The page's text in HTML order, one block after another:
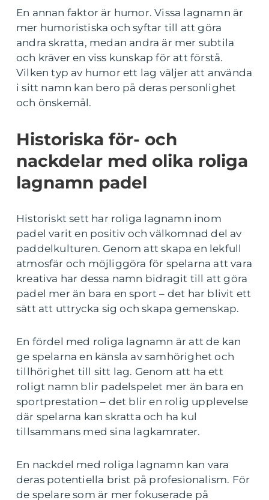
En annan faktor är humor. Vissa lagnamn är
mer humoristiska och syftar till att göra
andra skratta, medan andra är mer subtila
och kräver en viss kunskap för att förstå.
Vilken typ av humor ett lag väljer att använda
i sitt namn kan bero på deras personlighet
och önskemål.
Historiska för- och
nackdelar med olika roliga
lagnamn padel
Historiskt sett har roliga lagnamn inom
padel varit en positiv och välkomnad del av
paddelkulturen. Genom att skapa en lekfull
atmosfär och möjliggöra för spelarna att vara
kreativa har dessa namn bidragit till att göra
padel mer än bara en sport – det har blivit ett
sätt att uttrycka sig och skapa gemenskap.
En fördel med roliga lagnamn är att de kan
ge spelarna en känsla av samhörighet och
tillhörighet till sitt lag. Genom att ha ett
roligt namn blir padelspelet mer än bara en
sportprestation – det blir en rolig upplevelse
där spelarna kan skratta och ha kul
tillsammans med sina lagkamrater.
En nackdel med roliga lagnamn kan vara
deras potentiella brist på profesionalism. För
de spelare som är mer fokuserade på